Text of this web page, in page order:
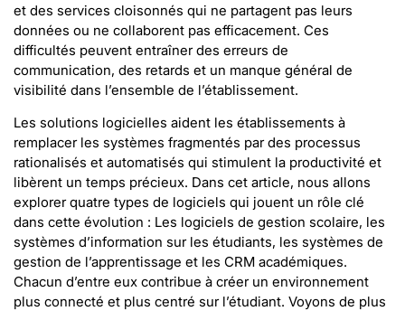
et des services cloisonnés qui ne partagent pas leurs
données ou ne collaborent pas efficacement. Ces
difficultés peuvent entraîner des erreurs de
communication, des retards et un manque général de
visibilité dans l’ensemble de l’établissement.
Les solutions logicielles aident les établissements à
remplacer les systèmes fragmentés par des processus
rationalisés et automatisés qui stimulent la productivité et
libèrent un temps précieux. Dans cet article, nous allons
explorer quatre types de logiciels qui jouent un rôle clé
dans cette évolution : Les logiciels de gestion scolaire, les
systèmes d’information sur les étudiants, les systèmes de
gestion de l’apprentissage et les CRM académiques.
Chacun d’entre eux contribue à créer un environnement
plus connecté et plus centré sur l’étudiant. Voyons de plus